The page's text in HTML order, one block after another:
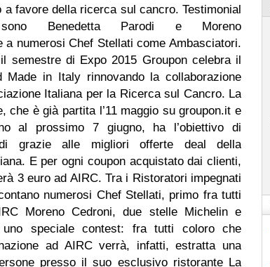
a favore della ricerca sul cancro. Testimonial
sono Benedetta Parodi e Moreno
a numerosi Chef Stellati come Ambasciatori.
semestre di Expo 2015 Groupon celebra il
Made in Italy rinnovando la collaborazione
Italiana per la Ricerca sul Cancro. La
che è già partita l’11 maggio su groupon.it e
al prossimo 7 giugno, ha l’obiettivo di
grazie alle migliori offerte deal della
E per ogni coupon acquistato dai clienti,
3 euro ad AIRC. Tra i Ristoratori impegnati
numerosi Chef Stellati, primo fra tutti
Moreno Cedroni, due stelle Michelin e
uno speciale contest: fra tutti coloro che
ad AIRC verrà, infatti, estratta una
presso il suo esclusivo ristorante La